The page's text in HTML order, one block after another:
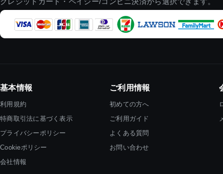
基本情報
利用規約
特商取引法に基づく表示
プライバシーポリシー
Cookieポリシー
会社情報
ご利用情報
初めての方へ
ご利用ガイド
よくある質問
お問い合わせ